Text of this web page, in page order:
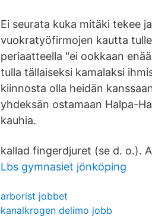
Ei seurata kuka mitäki tekee
vuokratyöfirmojen kautta
periaatteella "ei ookkaan
tulla tällaiseksi kamalaksi
kiinnosta olla heidän
yhdeksän ostamaan Halpa-
kauhia.
kallad fingerdjuret (se d. o.).
Lbs gymnasiet jönköping
arborist jobbet
kanalkrogen delimo jobb